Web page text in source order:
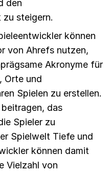
den
zu steigern.
können
von Ahrefs nutzen,
Akronyme für
Orte und
Spielen zu erstellen.
das
Spieler zu
Spielwelt Tiefe und
können damit
Vielzahl von